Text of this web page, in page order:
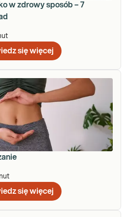
w zdrowy sposób – 7
się więcej
się więcej